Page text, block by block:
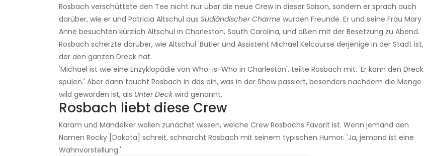
Rosbach verschüttete den Tee nicht nur über die neue Crew in dieser Saison, sondern er sprach auch
darüber, wie er und Patricia Altschul aus Südländischer Charme wurden Freunde. Er und seine Frau Mary
Anne besuchten kürzlich Altschul in Charleston, South Carolina, und aßen mit der Besetzung zu Abend.
Rosbach scherzte darüber, wie Altschul 'Butler und Assistent Michael Kelcourse derjenige in der Stadt ist,
der den ganzen Dreck hat.
'Michael ist wie eine Enzyklopädie von Who-is-Who in Charleston', teilte Rosbach mit. 'Er kann den Dreck
spülen.' Aber dann taucht Rosbach in das ein, was in der Show passiert, besonders nachdem die Menge
wild geworden ist, als Unter Deckwird genannt.
Rosbach liebt diese Crew
Karam und Mandelker wollen zunächst wissen, welche Crew Rosbachs Favorit ist. Wenn jemand den
Namen Rocky [Dakota] schreit, schnarcht Rosbach mit seinem typischen Humor. 'Ja, jemand ist eine
Wahnvorstellung.'